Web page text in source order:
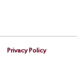
Privacy Policy